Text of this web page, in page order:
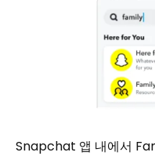
Snapchat 앱 내에서